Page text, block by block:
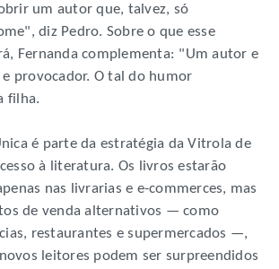
um autor que, talvez, só
diz Pedro. Sobre o que esse
Fernanda complementa: "Um autor e
provocador. O tal do humor
filha.
é parte da estratégia da Vitrola de
à literatura. Os livros estarão
nas livrarias e e-commerces, mas
de venda alternativos — como
restaurantes e supermercados —,
leitores podem ser surpreendidos